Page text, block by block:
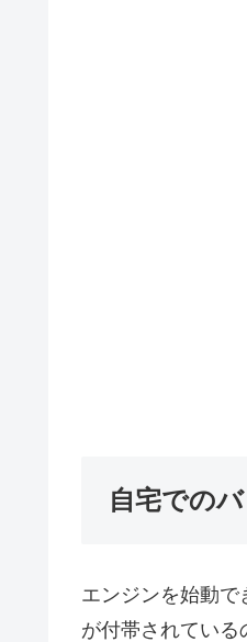
自宅での
エンジンを始動で
が付帯されている